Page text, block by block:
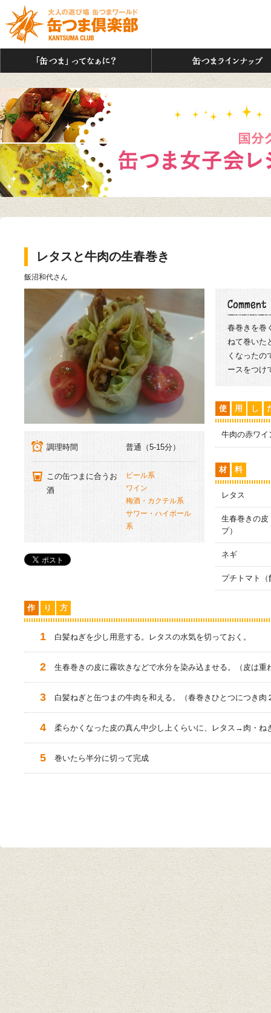
「缶つま」ってなぁに？
レタスと牛肉の生春巻き
飯沼和代さん
調理時間 普通（5-15分）
この缶つまに合うお
酒
ビール系
ワイン
梅酒・カクテル系
サワー・ハイボール
系
春巻きを巻
ねて巻いた
くなったの
ースをつけ
使 用 し
牛肉の赤ワイ
材 料
レタス
生春巻きの皮
プ）
ネギ
プチトマト（
作 り 方
白髪ねぎを少し用意する。レタスの水気を切っておく。
生春巻きの皮に霧吹きなどで水分を染み込ませる。（皮は重
白髪ねぎと缶つまの牛肉を和える。（春巻きひとつにつき肉
柔らかくなった皮の真ん中少し上くらいに、レタス→肉・
巻いたら半分に切って完成